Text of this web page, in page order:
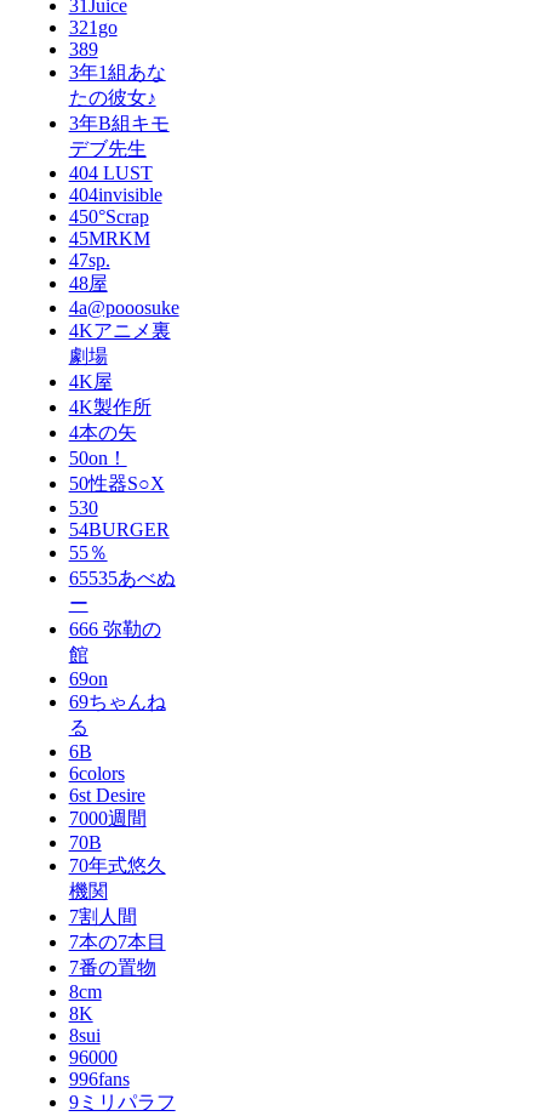
31Juice
321go
389
3年1組あな
たの彼女♪
3年B組キモ
デブ先生
404 LUST
404invisible
450°Scrap
45MRKM
47sp.
48屋
4a@pooosuke
4Kアニメ裏
劇場
4K屋
4K製作所
4本の矢
50on！
50性器S○X
530
54BURGER
55％
65535あべぬ
ー
666 弥勒の
館
69on
69ちゃんね
る
6B
6colors
6st Desire
7000週間
70B
70年式悠久
機関
7割人間
7本の7本目
7番の置物
8cm
8K
8sui
96000
996fans
9ミリパラフ